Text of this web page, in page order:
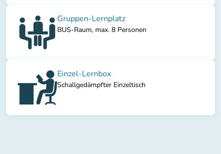
Gruppen-Lernplatz
BUS-Raum, max. 8 Personen
Einzel-Lernbox
Schallgedämpfter Einzeltisch